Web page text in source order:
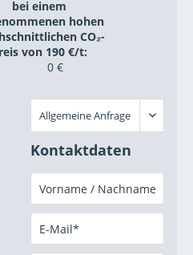
bei einem
hohen
CO₂-
von 190 €/t:
0 €
Kontaktdaten